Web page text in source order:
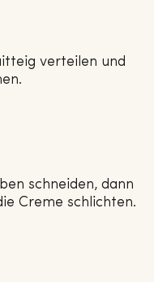
verteilen und
schneiden, dann
Creme schlichten.